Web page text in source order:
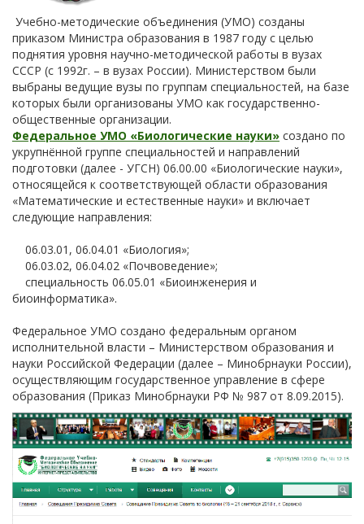
Учебно-методические объединения (УМО) созданы
приказом Министра образования в 1987 году с целью
поднятия уровня научно-методической работы в вузах
СССР (с 1992г. – в вузах России). Министерством были
выбраны ведущие вузы по группам специальностей, на базе
которых были организованы УМО как государственно-
общественные организации.
Федеральное УМО «Биологические науки» создано по
укрупнённой группе специальностей и направлений
подготовки (далее - УГСН) 06.00.00 «Биологические науки»,
относящейся к соответствующей области образования
«Математические и естественные науки» и включает
следующие направления:
06.03.01, 06.04.01 «Биология»;
06.03.02, 06.04.02 «Почвоведение»;
специальность 06.05.01 «Биоинженерия и
биоинформатика».
Федеральное УМО создано федеральным органом
исполнительной власти – Министерством образования и
науки Российской Федерации (далее – Минобрнауки России),
осуществляющим государственное управление в сфере
образования (Приказ Минобрнауки РФ № 987 от 8.09.2015).